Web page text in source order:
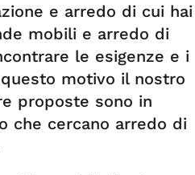
e arredo di cui hai
mobili e arredo di
le esigenze e i
motivo il nostro
proposte sono in
che cercano arredo di